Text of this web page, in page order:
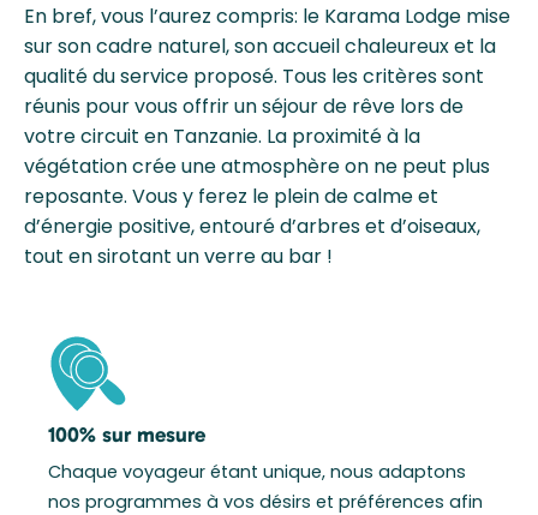
En bref, vous l’aurez compris: le Karama Lodge mise
sur son cadre naturel, son accueil chaleureux et la
qualité du service proposé. Tous les critères sont
réunis pour vous offrir un séjour de rêve lors de
votre circuit en Tanzanie. La proximité à la
végétation crée une atmosphère on ne peut plus
reposante. Vous y ferez le plein de calme et
d’énergie positive, entouré d’arbres et d’oiseaux,
tout en sirotant un verre au bar !
100% sur mesure
Chaque voyageur étant unique, nous adaptons
nos programmes à vos désirs et préférences afin